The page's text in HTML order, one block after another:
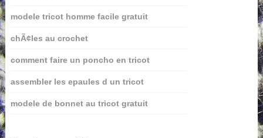
modele tricot homme facile gratuit
chÃ¢les au crochet
comment faire un poncho en tricot
assembler les epaules d un tricot
modele de bonnet au tricot gratuit